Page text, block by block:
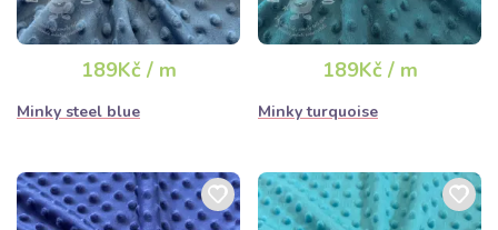
189Kč / m
Minky steel blue
189Kč / m
Minky turquoise